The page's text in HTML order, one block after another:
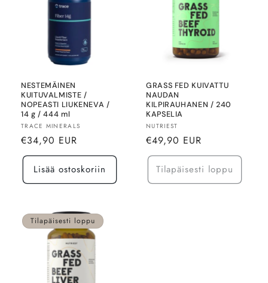
NESTEMÄINEN
KUITUVALMISTE /
NOPEASTI LIUKENEVA /
14 g / 444 ml
Myyjä:
TRACE MINERALS
Normaalihinta
€34,90 EUR
Lisää ostoskoriin
GRASS FED KUIVATTU
NAUDAN
KILPIRAUHANEN / 240
KAPSELIA
Myyjä:
NUTRIEST
Normaalihinta
€49,90 EUR
Tilapäisesti loppu
Tilapäisesti loppu